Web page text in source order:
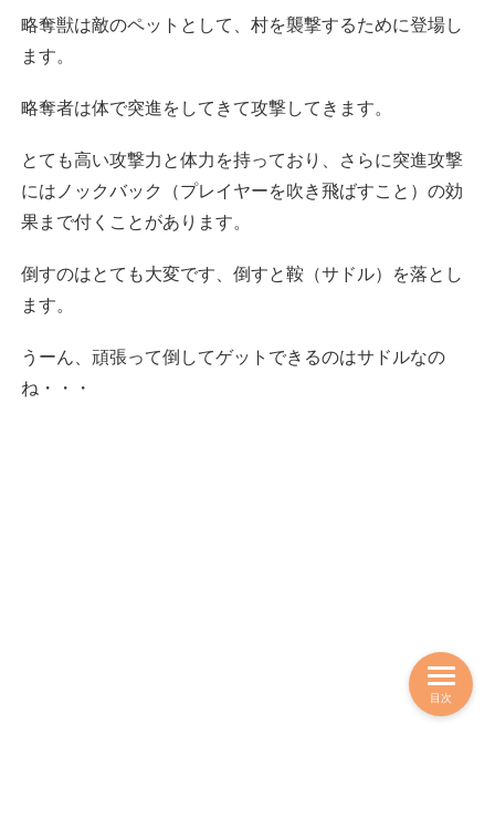
略奪獣は敵のペットとして、村を襲撃するために登場し
ます。
略奪者は体で突進をしてきて攻撃してきます。
とても高い攻撃力と体力を持っており、さらに突進攻撃
にはノックバック（プレイヤーを吹き飛ばすこと）の効
果まで付くことがあります。
倒すのはとても大変です、倒すと鞍（サドル）を落とし
ます。
うーん、頑張って倒してゲットできるのはサドルなの
ね・・・
目次